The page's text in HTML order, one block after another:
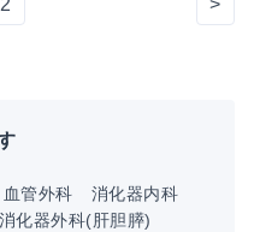
2 >
管外科
消化器内科
消化器外科(肝胆膵)